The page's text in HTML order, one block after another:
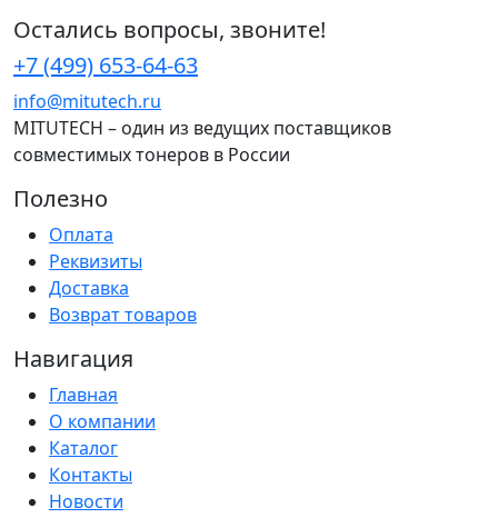
Остались вопросы, звоните!
+7 (499) 653-64-63
info@mitutech.ru
MITUTECH – один из ведущих поставщиков
совместимых тонеров в России
Полезно
Оплата
Реквизиты
Доставка
Возврат товаров
Навигация
Главная
О компании
Каталог
Контакты
Новости